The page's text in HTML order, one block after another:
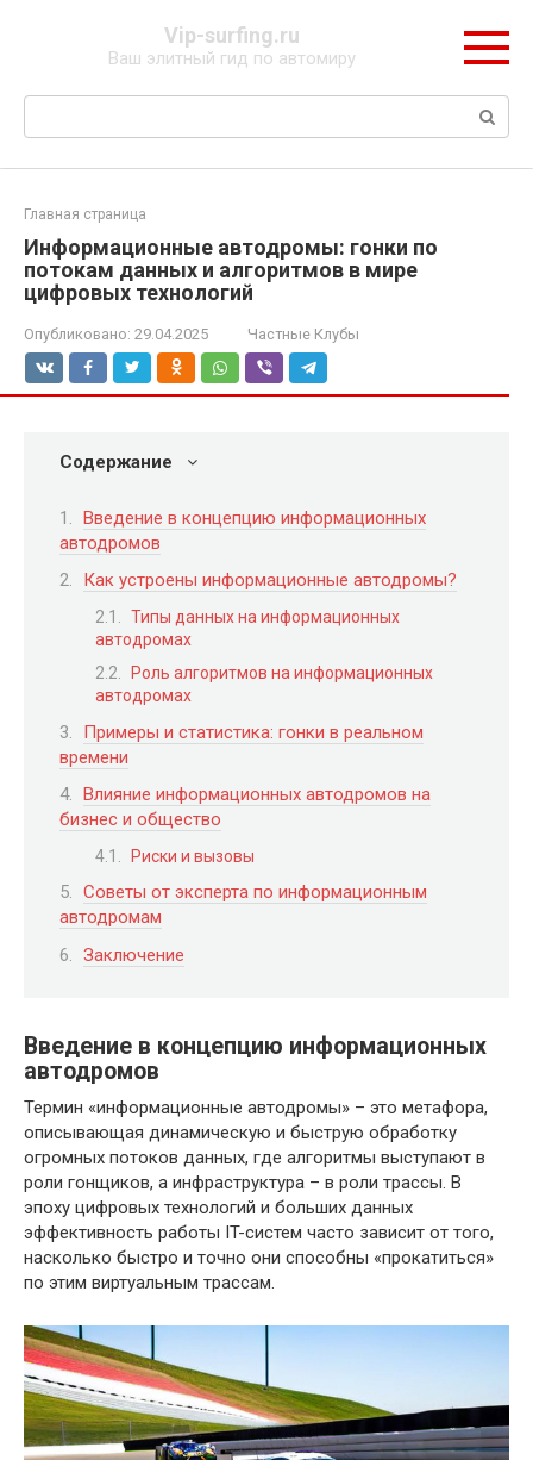
Vip-surfing.ru
Ваш элитный гид по автомиру
Поиск:
Главная страница
Информационные автодромы: гонки по
потокам данных и алгоритмов в мире
цифровых технологий
Опубликовано: 29.04.2025 Частные Клубы
Содержание
Введение в концепцию информационных
автодромов
Как устроены информационные автодромы?
Типы данных на информационных
автодромах
Роль алгоритмов на информационных
автодромах
Примеры и статистика: гонки в реальном
времени
Влияние информационных автодромов на
бизнес и общество
Риски и вызовы
Советы от эксперта по информационным
автодромам
Заключение
Введение в концепцию информационных
автодромов
Термин «информационные автодромы» – это метафора,
описывающая динамическую и быструю обработку
огромных потоков данных, где алгоритмы выступают в
роли гонщиков, а инфраструктура – в роли трассы. В
эпоху цифровых технологий и больших данных
эффективность работы IT-систем часто зависит от того,
насколько быстро и точно они способны «прокатиться»
по этим виртуальным трассам.